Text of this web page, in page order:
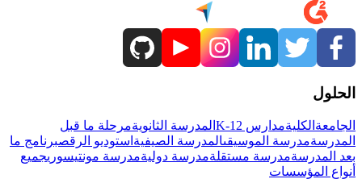
الحلول
الجامعة الكليةمدارس K-12 المدرسة الثانويةمرحلة ما قبل
المدرسةمدرسة الموسيقىالمدرسة الصيفية استوديو الرقصبرنامج ما
بعد المدرسةمدرسة مستقلةمدرسة دوليةمدرسة مونتيسوريجميع
أنواع المؤسسات